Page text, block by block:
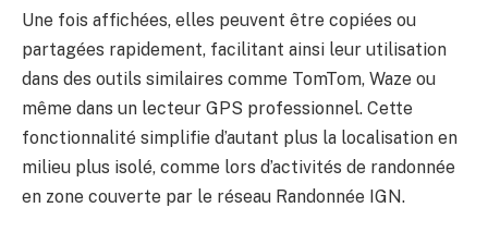
Une fois affichées, elles peuvent être copiées ou
partagées rapidement, facilitant ainsi leur utilisation
dans des outils similaires comme TomTom, Waze ou
même dans un lecteur GPS professionnel. Cette
fonctionnalité simplifie d’autant plus la localisation en
milieu plus isolé, comme lors d’activités de randonnée
en zone couverte par le réseau Randonnée IGN.